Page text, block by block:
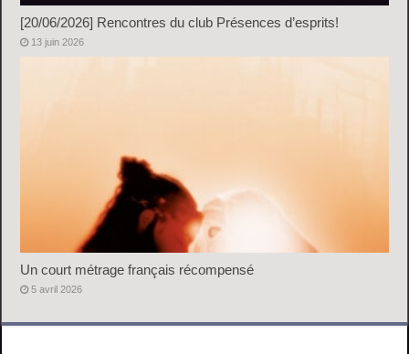
[20/06/2026] Rencontres du club Présences d’esprits!
13 juin 2026
Un court métrage français récompensé
5 avril 2026